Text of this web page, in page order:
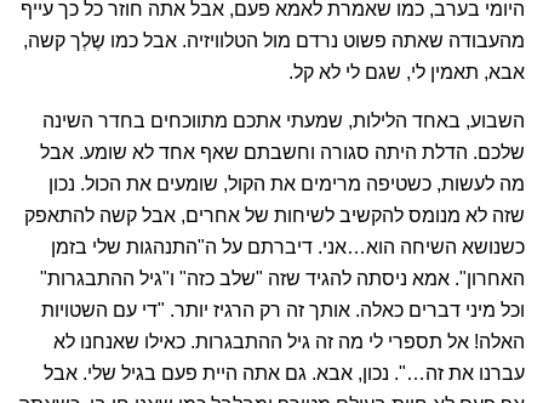
מהעבודה שאתה פשוט נרדם מול הטלוויזיה. אבל כמו שֶלְך קשה,
אבא, תאמין לי, שגם לי לא קל.
שלכם. הדלת היתה סגורה וחשבתם שאף אחד לא שומע. אבל
מה לעשות, כשטיפה מרימים את הקול, שומעים את הכול. נכון
שזה לא מנומס להקשיב לשיחות של אחרים, אבל קשה להתאפק
כשנושא השיחה הוא…אני. דיברתם על ה"התנהגות שלי בזמן
האחרון". אמא ניסתה להגיד שזה "שלב כזה" ו"גיל ההתבגרות"
וכל מיני דברים כאלה. אותך זה רק הרגיז יותר. "די עם השטויות
האלה! אל תספרי לי מה זה גיל ההתבגרות. כאילו שאנחנו לא
עברנו את זה…". נכון, אבא. גם אתה היית פעם בגיל שלי. אבל
אף פעם לא חיית בעולם מטורף ומבלבל כמו שאני חי בו. כשאתה